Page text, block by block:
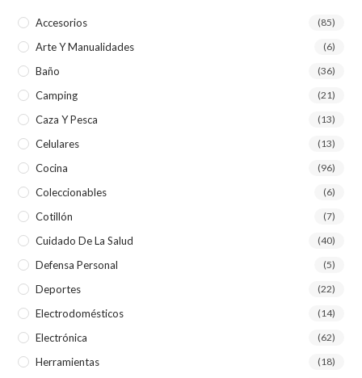
Accesorios (85)
Arte Y Manualidades (6)
Baño (36)
Camping (21)
Caza Y Pesca (13)
Celulares (13)
Cocina (96)
Coleccionables (6)
Cotillón (7)
Cuidado De La Salud (40)
Defensa Personal (5)
Deportes (22)
Electrodomésticos (14)
Electrónica (62)
Herramientas (18)